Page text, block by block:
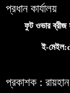
প্রধান কার্যালয়
ফুট ওভার ব্রীজ
ই-
প্রকাশক :